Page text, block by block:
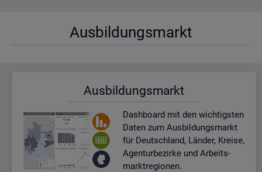
Aus­bil­dungs­markt
Aus­bil­dungs­markt
Dash­board mit den wich­tigs­ten
Daten zum Aus­bil­dungs­markt
für Deutsch­land, Län­der, Krei­se,
Agen­tur­be­zir­ke und Ar­beits­
markt­re­gio­nen.